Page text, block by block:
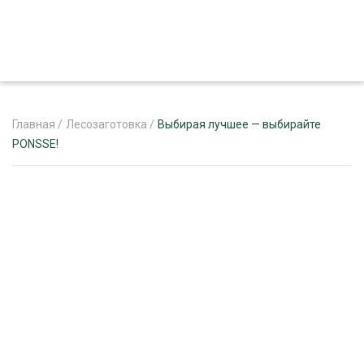
Главная / Лесозаготовка / Выбирая лучшее — выбирайте
PONSSE!